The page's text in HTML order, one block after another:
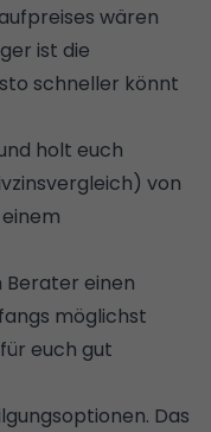
wären
ist die
schneller könnt
holt euch
von
einen
möglichst
euch gut
Das